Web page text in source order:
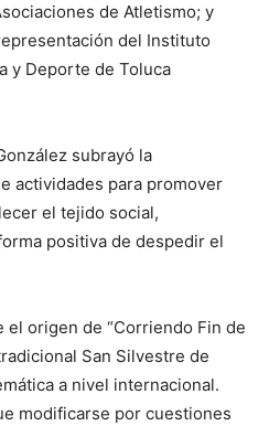
de Atletismo; y
del Instituto
y Deporte de Toluca
subrayó la
actividades para promover
el tejido social,
positiva de despedir el
el origen de “Corriendo Fin de
San Silvestre de
a nivel internacional.
modificarse por cuestiones